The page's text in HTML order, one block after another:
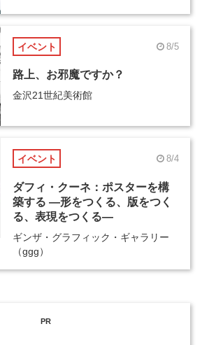
イベント 8/5
路上、お邪魔ですか？
金沢21世紀美術館
イベント 8/4
ダフィ・クーネ：ポスターを構
築する ―形をつくる、版をつく
る、表現をつくる―
ギンザ・グラフィック・ギャラリー
（ggg）
PR